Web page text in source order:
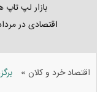
بازار لپ‌ تاپ‌
اقتصادی در مرداد
اقتصاد خرد و کلان »